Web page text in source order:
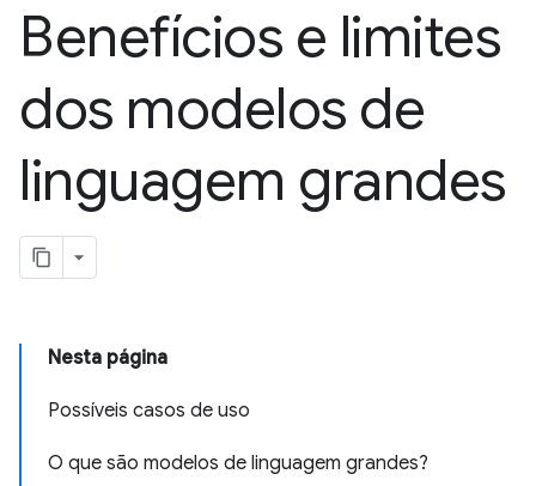
Benefícios e limites
dos modelos de
linguagem grandes
Nesta página
Possíveis casos de uso
O que são modelos de linguagem grandes?